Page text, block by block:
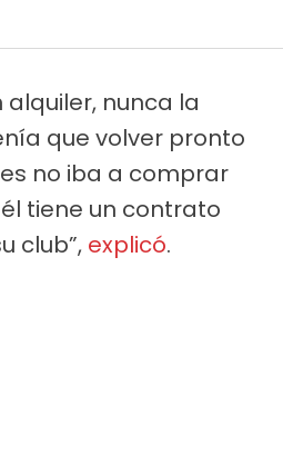
nunca la
que volver pronto
no iba a comprar
tiene un contrato
club”, explicó.